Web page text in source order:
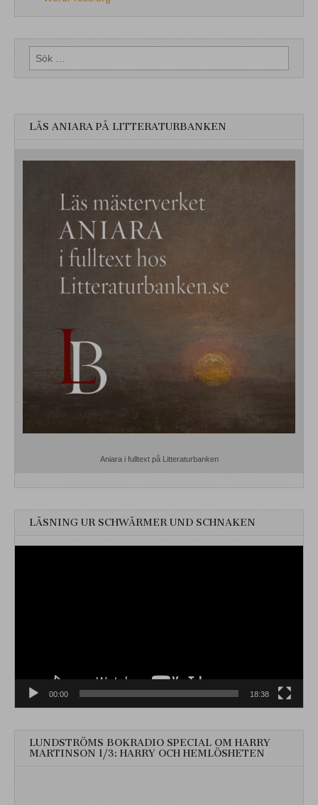
Sök
efter:
LÄS ANIARA PÅ LITTERATURBANKEN
Aniara i fulltext på Litteraturbanken
LÄSNING UR SCHWÄRMER UND SCHNAKEN
00:00 18:38
LUNDSTRÖMS BOKRADIO SPECIAL OM HARRY
MARTINSON 1/3: HARRY OCH HEMLÖSHETEN